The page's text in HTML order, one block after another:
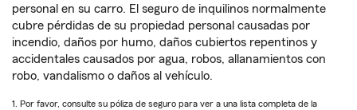
personal en su carro. El seguro de inquilinos normalmente
cubre pérdidas de su propiedad personal causadas por
incendio, daños por humo, daños cubiertos repentinos y
accidentales causados por agua, robos, allanamientos con
robo, vandalismo o daños al vehículo.
1. Por favor, consulte su póliza de seguro para ver a una lista completa de la